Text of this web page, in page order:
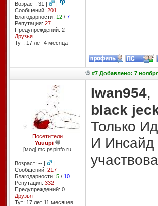
Возраст: 31 |
|
Сообщений: 201
Благодарности: 12/ 7
Репутация: 27
Предупреждений: 2
Друзья
Тут: 17 лет 4 месяцa
#7 Добавлено: 7
Посетители
Yuuupi
[мод] mc.pspinfo.ru
Возраст: -- |
|
Сообщений: 217
Благодарности: 5/ 10
Репутация: 332
Предупреждений: 0
Друзья
Тут: 17 лет 11 месяцев
Iwan954,
black
Только
И Инсайд